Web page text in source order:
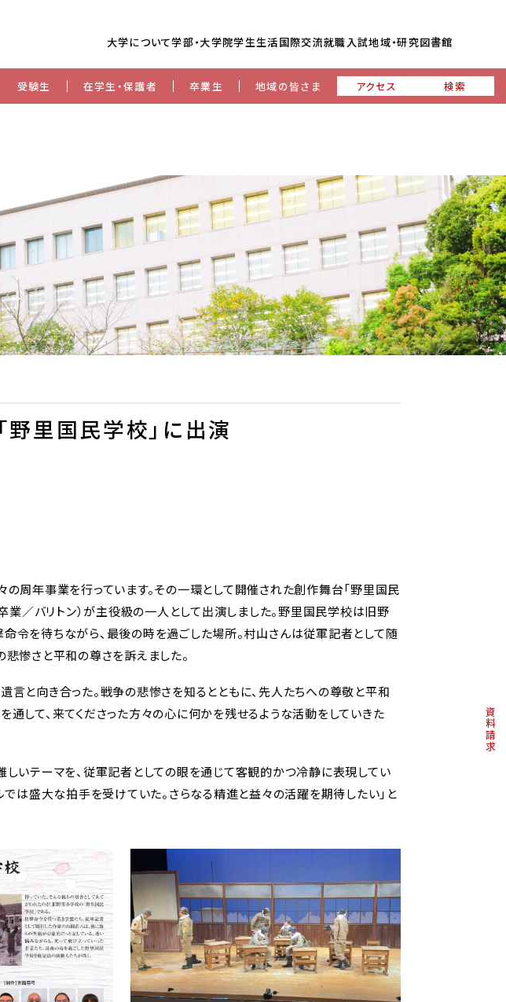
大学について学部・大学院学生生活国際交流就職入試地域・研究図書館
受験生 在学生・保護者 卒業生 地域の皆さま アクセス 検索
資料請求
野里国民学校」に出演
周年事業を行っています。その一環として開催された創作舞台「野里国民
業／バリトン）が主役級の一人として出演しました。野里国民学校は旧野
を待ちながら、最後の時を過ごした場所。村山さんは従軍記者として随
惨さと平和の尊さを訴えました。
と向き合った。戦争の悲惨さを知るとともに、先人たちへの尊敬と平和
して、来てくださった方々の心に何かを残せるような活動をしていきた
いテーマを、従軍記者としての眼を通じて客観的かつ冷静に表現してい
は盛大な拍手を受けていた。さらなる精進と益々の活躍を期待したい」と